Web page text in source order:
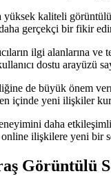
yüksek kaliteli
gerçekçi bir fikir
ilgi alanlarına
dostu arayüzü
de büyük önem
içinde yeni ilişkiler
daha
ilişkilere yeni bir
Görüntülü